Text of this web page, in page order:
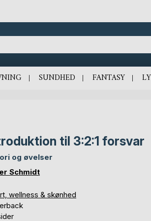
SUNDHED FANTASY
til 3:2:1 forsvar
og øvelser
Schmidt
wellness & skønhed